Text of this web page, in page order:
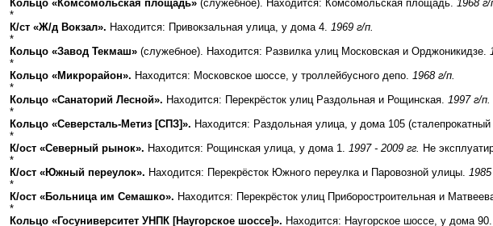
Кольцо «Комсомольская площадь» (служебное). Находится: Комсомольская площадь. 1968 г/
*
К/ст «Ж/д Вокзал». Находится: Привокзальная улица, у дома 4. 1969 г/п.
*
Кольцо «Завод Текмаш» (служебное). Находится: Развилка улиц Московская и Орджоникидзе.
*
Кольцо «Микрорайон». Находится: Московское шоссе, у троллейбусного депо. 1968 г/п.
*
Кольцо «Санаторий Лесной». Находится: Перекрёсток улиц Раздольная и Рощинская. 1997 г/п.
*
Кольцо «Северсталь-Метиз [СПЗ]». Находится: Раздольная улица, у дома 105 (сталепрокатный
*
К/ост «Северный рынок». Находится: Рощинская улица, у дома 1. 1997 - 2009 гг. Не
*
К/ост «Южный переулок». Находится: Перекрёсток Южного переулка и Паровозной улицы. 1985
*
К/ост «Больница им Семашко». Находится: Перекрёсток улиц Приборостроительная и
*
Кольцо «Госуниверситет УНПК [Наугорское шоссе]». Находится: Наугорское шоссе, у дома 90.